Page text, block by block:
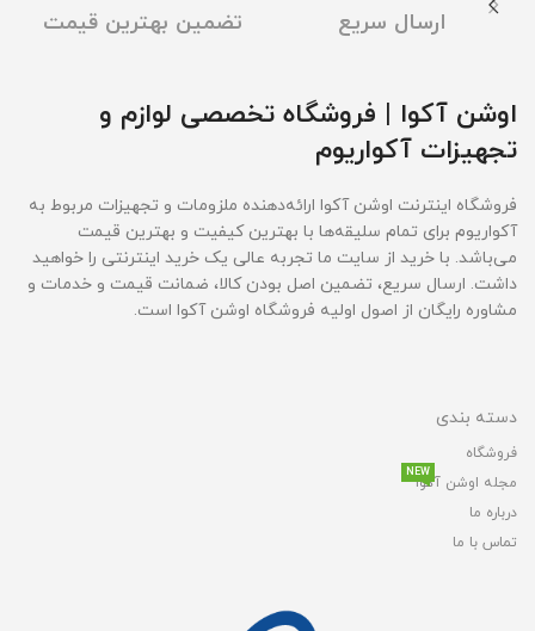
ارسال سریع تضمین بهترین قیمت
اوشن آکوا | فروشگاه تخصصی لوازم و
تجهیزات آکواریوم
فروشگاه اینترنت اوشن آکوا ارائه‌دهنده ملزومات و تجهیزات مربوط به
آکواریوم برای تمام سلیقه‌ها با بهترین کیفیت و بهترین قیمت‌
می‌باشد. با خرید از سایت ما تجربه عالی یک خرید اینترنتی را خواهید
داشت. ارسال سریع، تضمین اصل بودن کالا، ضمانت قیمت و خدمات و
مشاوره رایگان از اصول اولیه فروشگاه اوشن آکوا است.
دسته بندی
فروشگاه
مجله اوشن آکوا
NEW
درباره ما
تماس با ما